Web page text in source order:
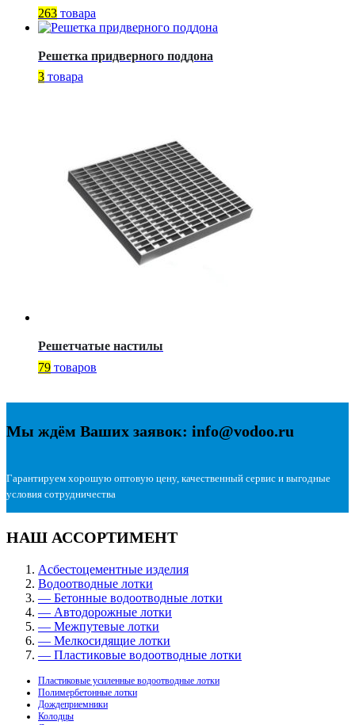
263 товара
Решетка придверного поддона
3 товара
Решетчатые настилы
79 товаров
Мы ждём Ваших заявок: info@vodoo.ru
Гарантируем хорошую оптовую цену, качественный сервис и выгодные
условия сотрудничества
НАШ АССОРТИМЕНТ
Асбестоцементные изделия
Водоотводные лотки
— Бетонные водоотводные лотки
— Автодорожные лотки
— Межпутевые лотки
— Мелкосидящие лотки
— Пластиковые водоотводные лотки
Пластиковые усиленные водоотводные лотки
Полимербетонные лотки
Дождеприемники
Колодцы